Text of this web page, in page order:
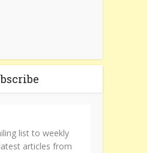
list to weekly
articles from